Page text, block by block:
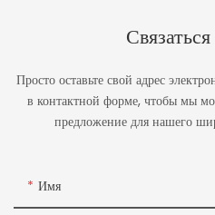
Просто оставьте свой адрес
в контактной форме, чтобы мы
предложение для нашего
Имя